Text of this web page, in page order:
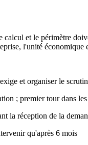
et le périmètre
l'unité économique
et organiser le
; premier tour dans
la réception de la
qu'après 6 mois